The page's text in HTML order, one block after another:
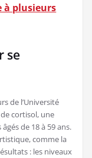
à plusieurs
se
de l’Université
cortisol, une
de 18 à 59 ans.
comme la
: les niveaux